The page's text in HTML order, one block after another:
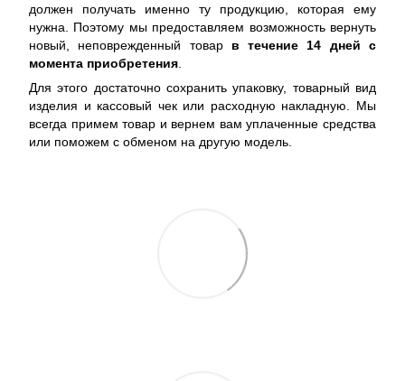
должен получать именно ту продукцию, которая ему
нужна. Поэтому мы предоставляем возможность вернуть
новый, неповрежденный товар в течение 14 дней с
момента приобретения
Для этого достаточно сохранить упаковку, товарный вид
изделия и кассовый чек или расходную накладную. Мы
всегда примем товар и вернем вам уплаченные средства
или поможем с обменом на другую модель.